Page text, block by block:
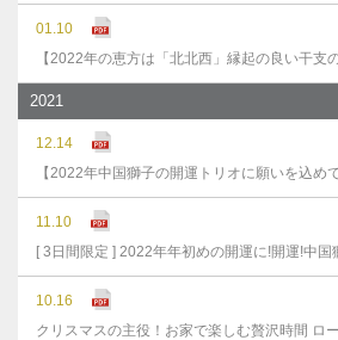
01.10
【2022年の恵方は「北北西」縁起の良い干支
2021
12.14
【2022年中国獅子の開運トリオに願いを込め
11.10
[ 3日間限定 ] 2022年年初めの開運に!開運!中
10.16
クリスマスの主役！お家で楽しむ贅沢時間 ロ